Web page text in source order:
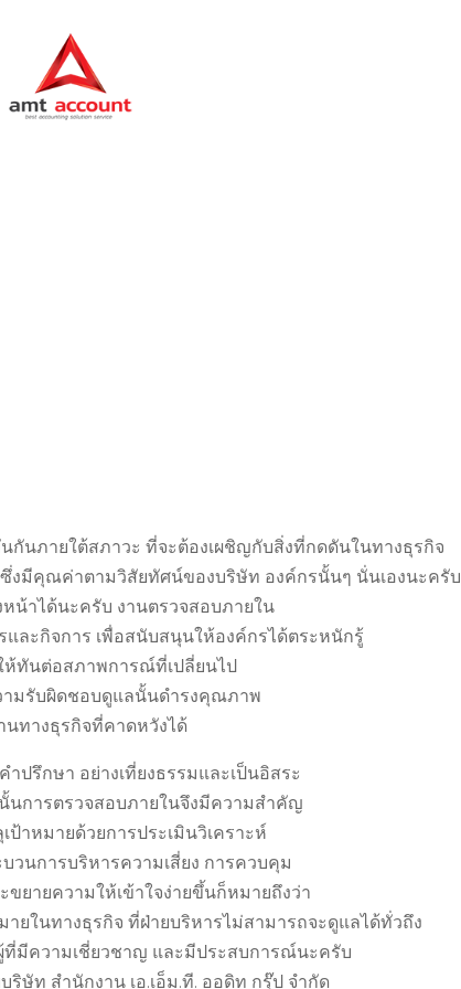
นภายใต้สภาวะ ที่จะต้องเผชิญกับสิ่งที่กดดันในทางธุรกิจ
งมีคุณค่าตามวิสัยทัศน์ของบริษัท องค์กรนั้นๆ นั่นเองนะครับ
น้าได้นะครับ งานตรวจสอบภายใน
ละกิจการ เพื่อสนับสนุนให้องค์กรได้ตระหนักรู้
ห้ทันต่อสภาพการณ์ที่เปลี่ยนไป
ามรับผิดชอบดูแลนั้นดำรงคุณภาพ
ทางธุรกิจที่คาดหวังได้
ปรึกษา อย่างเที่ยงธรรมและเป็นอิสระ
นการตรวจสอบภายในจึงมีความสำคัญ
าหมายด้วยการประเมินวิเคราะห์
วนการบริหารความเสี่ยง การควบคุม
ขยายความให้เข้าใจง่ายขึ้นก็หมายถึงว่า
ในทางธุรกิจ ที่ฝ่ายบริหารไม่สามารถจะดูแลได้ทั่วถึง
ที่มีความเชี่ยวชาญ และมีประสบการณ์นะครับ
ษัท สำนักงาน เอ.เอ็ม.ที. ออดิท กรุ๊ป จำกัด